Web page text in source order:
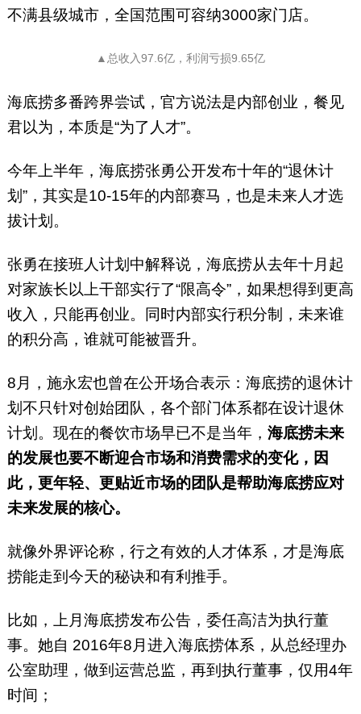
不满县级城市，全国范围可容纳3000家门店。
▲总收入97.6亿，利润亏损9.65亿
海底捞多番跨界尝试，官方说法是内部创业，餐见
君以为，本质是“为了人才”。
今年上半年，海底捞张勇公开发布十年的“退休计
划”，其实是10-15年的内部赛马，也是未来人才选
拔计划。
张勇在接班人计划中解释说，海底捞从去年十月起
对家族长以上干部实行了“限高令”，如果想得到更高
收入，只能再创业。同时内部实行积分制，未来谁
的积分高，谁就可能被晋升。
8月，施永宏也曾在公开场合表示：海底捞的退休计
划不只针对创始团队，各个部门体系都在设计退休
计划。现在的餐饮市场早已不是当年， 海底捞未来
的发展也要不断迎合市场和消费需求的变化，因
此，更年轻、更贴近市场的团队是帮助海底捞应对
未来发展的核心。
就像外界评论称，行之有效的人才体系，才是海底
捞能走到今天的秘诀和有利推手。
比如，上月海底捞发布公告，委任高洁为执行董
事。她自 2016年8月进入海底捞体系，从总经理办
公室助理，做到运营总监，再到执行董事，仅用4年
时间；